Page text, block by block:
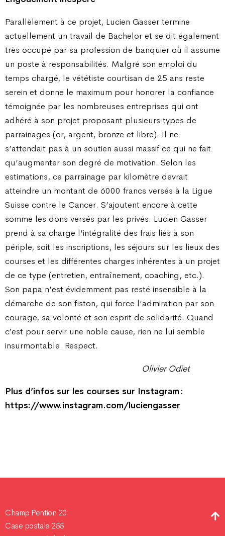
Parallèlement à ce projet, Lucien Gasser termine
actuellement un travail de Bachelor et se dit également
très occupé par sa profession de banquier où il assume
un poste à responsabilités. Malgré son emploi du
temps chargé, le vététiste courtisan de 25 ans reste
serein et donne le maximum pour honorer la confiance
témoignée par les nombreuses entreprises qui ont
adhéré à son projet proposant plusieurs types de
parrainages (or, argent, bronze et libre). Il ne
s’attendait pas à un soutien aussi massif ce qui ne fait
qu’augmenter son degré de motivation. Selon les
estimations, ce parrainage par kilomètre devrait
atteindre un montant de 6000 francs versés à la Ligue
Suisse contre le Cancer. S’ajoutent encore à cette
somme les dons versés par les privés. Lucien Gasser
prend à sa charge l’intégralité des frais liés à son
périple, soit les inscriptions, les séjours sur les lieux des
courses et les différentes charges inhérentes à un projet
de ce type (entretien, entraînement, coaching, etc.).
Son papa n’est évidemment pas resté insensible à la
démarche de son fiston, qui force l’admiration par son
courage, sa volonté et son esprit de solidarité. Quand
c’est pour servir une noble cause, rien ne lui semble
insurmontable. Respect.
Olivier Odiet
Plus d’infos sur les courses sur Instagram :
https://www.instagram.com/luciengasser
Champ Pention 20
Case postale 255